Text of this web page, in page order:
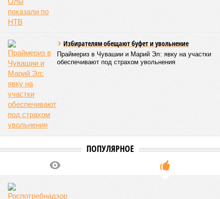
подтверждает соответствие учреждения требованиям
действующего санитарного законодательства. Отсутствие
функционирование оздоровительной организации. Кроме
того, участники заседания обратили внимание на
необходимость постоянного контроля за поставщиками
продуктов и организаторами питания, за своевременным
исполнением ранее выданных предписаний по устранению
нарушений, а также за соблюдением сроков прохождения
медицинских осмотров и гигиенического обучения
персоналом.
Опубликовано:28.07.2026 16:10
В регионе сняли
ограничение на